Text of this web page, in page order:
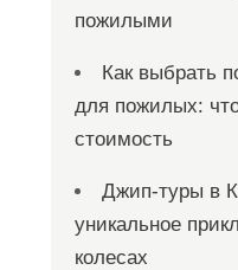
пожилыми
Как выбрать
для пожилых:
стоимость
Джип-туры в
уникальное
колесах